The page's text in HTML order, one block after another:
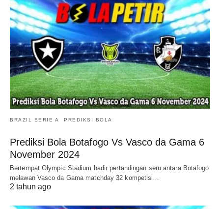
BRAZIL SERIE A PREDIKSI BOLA
Prediksi Bola Botafogo Vs Vasco da Gama 6
November 2024
Bertempat Olympic Stadium hadir pertandingan seru antara Botafogo
melawan Vasco da Gama matchday 32 kompetisi…
2 tahun ago